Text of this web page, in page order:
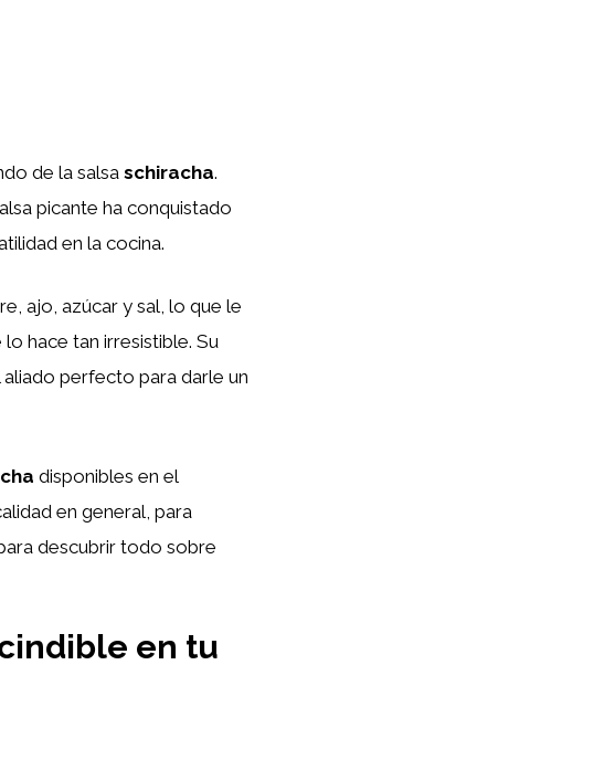
de la salsa schiracha.
picante ha conquistado
en la cocina.
ajo, azúcar y sal, lo que le
hace tan irresistible. Su
perfecto para darle un
disponibles en el
en general, para
descubrir todo sobre
en tu